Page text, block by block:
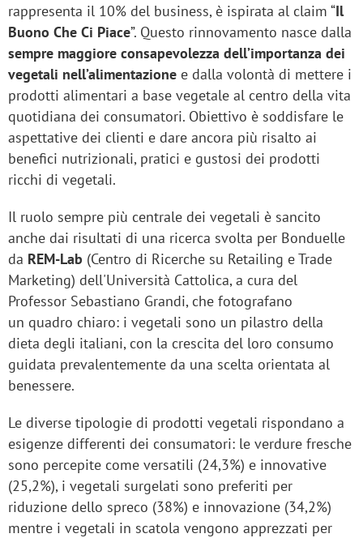
rappresenta il 10% del business, è ispirata al claim “Il
Buono Che Ci Piace”. Questo rinnovamento nasce dalla
sempre maggiore consapevolezza dell’importanza dei
vegetali nell’alimentazione e dalla volontà di mettere i
prodotti alimentari a base vegetale al centro della vita
quotidiana dei consumatori. Obiettivo è soddisfare le
aspettative dei clienti e dare ancora più risalto ai
benefici nutrizionali, pratici e gustosi dei prodotti
ricchi di vegetali.
Il ruolo sempre più centrale dei vegetali è sancito
anche dai risultati di una ricerca svolta per Bonduelle
da REM-Lab (Centro di Ricerche su Retailing e Trade
Marketing) dell'Università Cattolica, a cura del
Professor Sebastiano Grandi, che fotografano
un quadro chiaro: i vegetali sono un pilastro della
dieta degli italiani, con la crescita del loro consumo
guidata prevalentemente da una scelta orientata al
benessere.
Le diverse tipologie di prodotti vegetali rispondano a
esigenze differenti dei consumatori: le verdure fresche
sono percepite come versatili (24,3%) e innovative
(25,2%), i vegetali surgelati sono preferiti per
riduzione dello spreco (38%) e innovazione (34,2%)
mentre i vegetali in scatola vengono apprezzati per